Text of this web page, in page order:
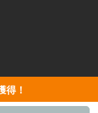
得！